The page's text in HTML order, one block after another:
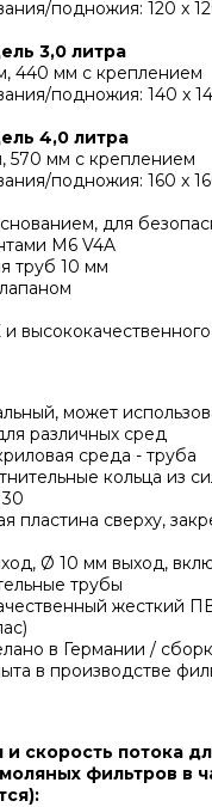
подножия: 120 x
3,0 литра
440 мм с креплением
подножия: 140 x
4,0 литра
570 мм с креплением
подножия: 160 x
для
M6 V4A
труб 10 мм
может
различных сред
среда - труба
кольца из
пластина сверху,
Ø 10 мм выход,
трубы
жесткий
в Германии /
в производстве
и скорость потока
фильтров в